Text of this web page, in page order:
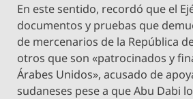
En este sentido, recordó que el
documentos y pruebas que
de mercenarios de la República
otros que son «patrocinados y
Árabes Unidos», acusado de
sudaneses pese a que Abu Dabi